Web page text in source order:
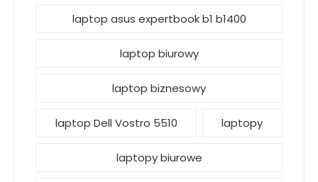
laptop asus expertbook b1 b1400
laptop biurowy
laptop biznesowy
laptop Dell Vostro 5510 laptopy
laptopy biurowe